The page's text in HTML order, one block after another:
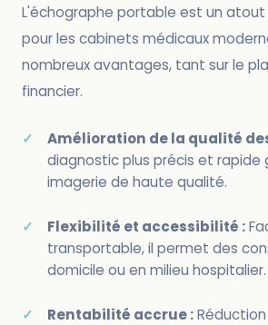
L'échographe portable est un
pour les cabinets médicaux
nombreux avantages, tant sur le
financier.
Amélioration de la qualité
diagnostic plus précis et rapide
imagerie de haute qualité.
Flexibilité et accessibilité :
transportable, il permet des
domicile ou en milieu hospitalier.
Rentabilité accrue :